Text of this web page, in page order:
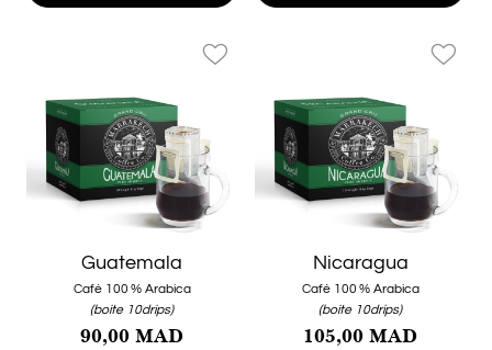
Guatemala
Café 100 % Arabica
(boite 10drips)
90,00 MAD
favorite_border
Nicaragua
Café 100 % Arabica
(boite 10drips)
105,00 MAD
favorite_border